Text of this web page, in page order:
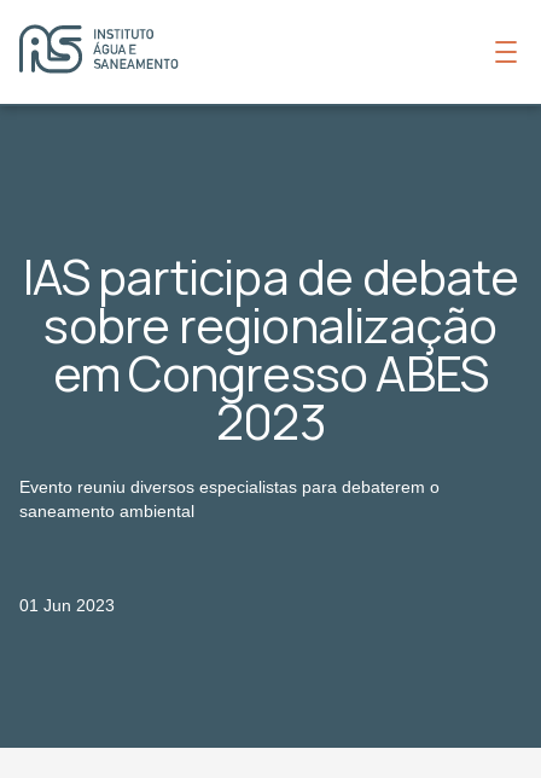
IAS participa de debate
sobre regionalização
em Congresso ABES
2023
Evento reuniu diversos especialistas para debaterem o
saneamento ambiental
01 Jun 2023